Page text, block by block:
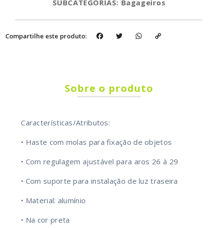
SUBCATEGORIAS: Bagageiros
Compartilhe este produto: FacebookTwitter WhatsApp
Sobre o produto
Características/Atributos:
• Haste com molas para fixação de objetos
• Com regulagem ajustável para aros 26 à 29
• Com suporte para instalação de luz traseira
• Material: alumínio
• Na cor preta